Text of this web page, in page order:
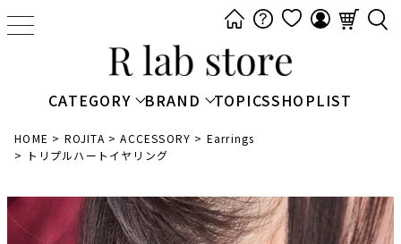
t
e
n
v
i
CATEGORY BRAND TOPICSSHOPLIST
HOME ROJITA ACCESSORY
Earrings
トリプルハートイヤリング